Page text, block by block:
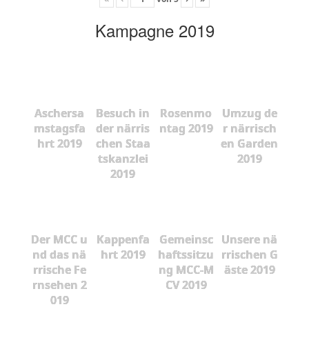
Kampagne 2019
Aschersa
mstagsfa
hrt 2019
Besuch in
der närris
chen Staa
tskanzlei
2019
Rosenmo
ntag 2019
Umzug de
r närrisch
en Garden
2019
Der MCC u
nd das nä
rrische Fe
rnsehen 2
019
Kappenfa
hrt 2019
Gemeinsc
haftssitzu
ng MCC-M
CV 2019
Unsere nä
rrischen G
äste 2019